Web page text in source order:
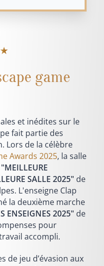
game
et inédites sur le
fait partie des
Lors de la célèbre
Awards 2025, la salle
"MEILLEURE
SALLE 2025" de
L'enseigne Clap
la deuxième marche
ENSEIGNES 2025" de
pour
accompli.
de jeu d’évasion aux